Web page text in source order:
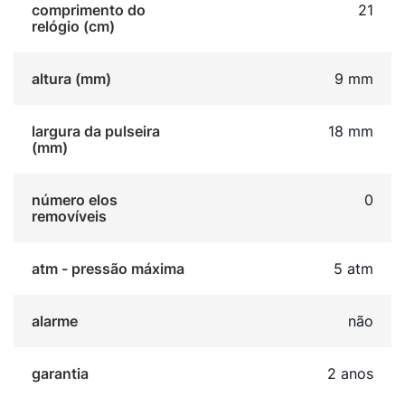
comprimento do
relógio (cm)
21
altura (mm) 9 mm
largura da pulseira
(mm)
18 mm
número elos
removíveis
0
atm - pressão máxima 5 atm
alarme não
garantia 2 anos